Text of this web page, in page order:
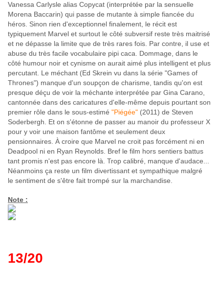
Vanessa Carlysle alias Copycat (interprétée par la sensuelle
Morena Baccarin) qui passe de mutante à simple fiancée du
héros. Sinon rien d'exceptionnel finalement, le récit est
typiquement Marvel et surtout le côté subversif reste très maitrisé
et ne dépasse la limite que de très rares fois. Par contre, il use et
abuse du très facile vocabulaire pipi caca. Dommage, dans le
côté humour noir et cynisme on aurait aimé plus intelligent et plus
percutant. Le méchant (Ed Skrein vu dans la série "Games of
Thrones") manque d'un soupçon de charisme, tandis qu'on est
presque déçu de voir la méchante interprétée par Gina Carano,
cantonnée dans des caricatures d'elle-même depuis pourtant son
premier rôle dans le sous-estimé "Piégée" (2011) de Steven
Soderbergh. Et on s'étonne de passer au manoir du professeur X
pour y voir une maison fantôme et seulement deux
pensionnaires. À croire que Marvel ne croit pas forcément ni en
Deadpool ni en Ryan Reynolds. Bref le film hors sentiers battus
tant promis n'est pas encore là. Trop calibré, manque d'audace...
Néanmoins ça reste un film divertissant et sympathique malgré
le sentiment de s'être fait trompé sur la marchandise.
Note :
13/20